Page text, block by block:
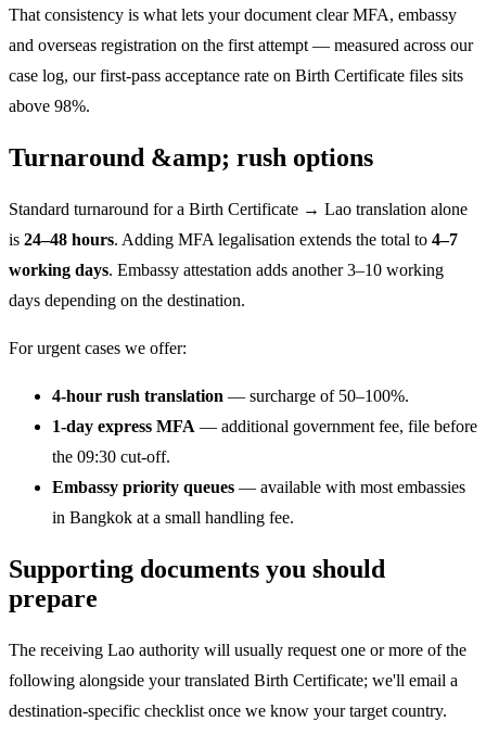
That consistency is what lets your document clear MFA, embassy
and overseas registration on the first attempt — measured across our
case log, our first-pass acceptance rate on Birth Certificate files sits
above 98%.
Turnaround &amp; rush options
Standard turnaround for a Birth Certificate → Lao translation alone
is 24–48 hours. Adding MFA legalisation extends the total to 4–7
working days. Embassy attestation adds another 3–10 working
days depending on the destination.
For urgent cases we offer:
4-hour rush translation — surcharge of 50–100%.
1-day express MFA — additional government fee, file before
the 09:30 cut-off.
Embassy priority queues — available with most embassies
in Bangkok at a small handling fee.
Supporting documents you should
prepare
The receiving Lao authority will usually request one or more of the
following alongside your translated Birth Certificate; we'll email a
destination-specific checklist once we know your target country.